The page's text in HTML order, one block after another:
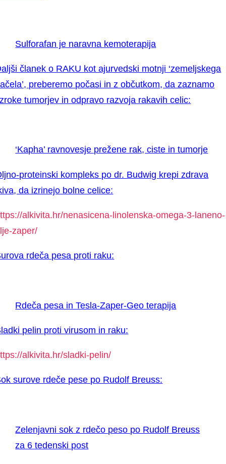
Sulforafan je naravna kemoterapija
članek o RAKU kot ajurvedski motnji ‘zemeljskega
preberemo počasi in z občutkom, da zaznamo
tumorjev in odpravo razvoja rakavih celic:
‘Kapha’ ravnovesje prežene rak, ciste in tumorje
proteinski kompleks po dr. Budwig krepi zdrava
da izrinejo bolne celice:
alkivita.hr/nenasicena-linolenska-omega-3-laneno-
zaper/
rdeča pesa proti raku:
Rdeča pesa in Tesla-Zaper-Geo terapija
pelin proti virusom in raku:
alkivita.hr/sladki-pelin/
surove rdeče pese po Rudolf Breuss:
Zelenjavni sok z rdečo peso po Rudolf Breuss
za 6 tedenski post